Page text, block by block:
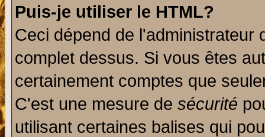
Puis-je utiliser le HTML?
Ceci dépend de l'administrateur
complet dessus. Si vous êtes
certainement comptes que
C'est une mesure de sécurité
utilisant certaines balises qui